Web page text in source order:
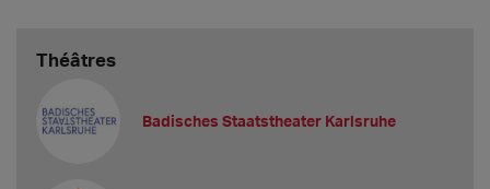
Théâtres
Badisches Staatstheater Karlsruhe